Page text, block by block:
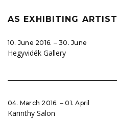
AS EXHIBITING ARTIST
10. June 2016. ‒ 30. June
Hegyvidék Gallery
04. March 2016. ‒ 01. April
Karinthy Salon